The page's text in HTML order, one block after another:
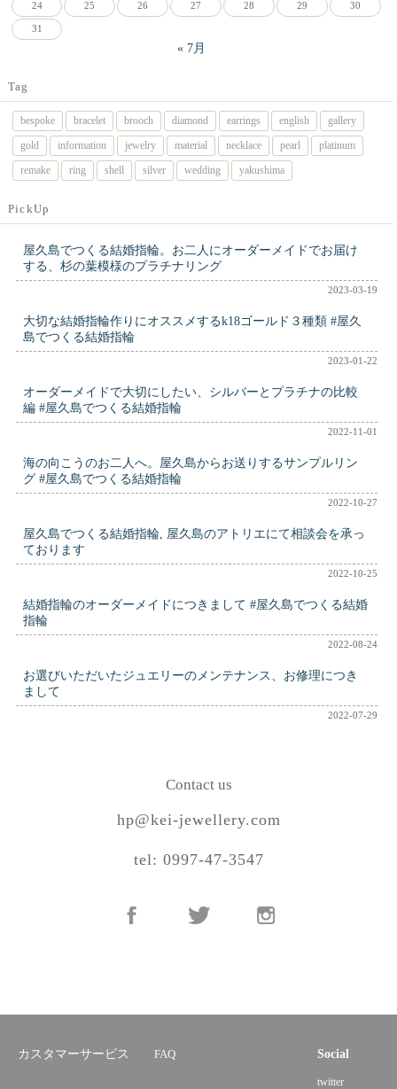
24 25 26 27 28 29 30
31
« 7月
Tag
bespoke bracelet brooch diamond earrings english
gallery
gold
information jewelry material necklace pearl
platinum
remake
ring shell silver wedding yakushima
PickUp
屋久島でつくる結婚指輪。お二人にオーダーメイドでお届け
する、杉の葉模様のプラチナリング
2023-03-19
大切な結婚指輪作りにオススメするk18ゴールド３種類 #屋久
島でつくる結婚指輪
2023-01-22
オーダーメイドで大切にしたい、シルバーとプラチナの比較
編 #屋久島でつくる結婚指輪
2022-11-01
海の向こうのお二人へ。屋久島からお送りするサンプルリン
グ #屋久島でつくる結婚指輪
2022-10-27
屋久島でつくる結婚指輪, 屋久島のアトリエにて相談会を承っ
ております
2022-10-25
結婚指輪のオーダーメイドにつきまして #屋久島でつくる結婚
指輪
2022-08-24
お選びいただいたジュエリーのメンテナンス、お修理につき
まして
2022-07-29
Contact us
hp@kei-jewellery.com
tel: 0997-47-3547
カスタマーサービス FAQ Social
twitter